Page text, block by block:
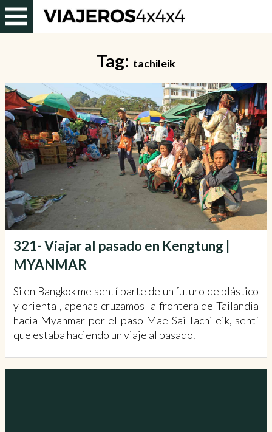
Tag: tachileik
321- Viajar al pasado en Kengtung |
MYANMAR
Si en Bangkok me sentí parte de un futuro de plástico
y oriental, apenas cruzamos la frontera de Tailandia
hacia Myanmar por el paso Mae Sai-Tachileik, sentí
que estaba haciendo un viaje al pasado.